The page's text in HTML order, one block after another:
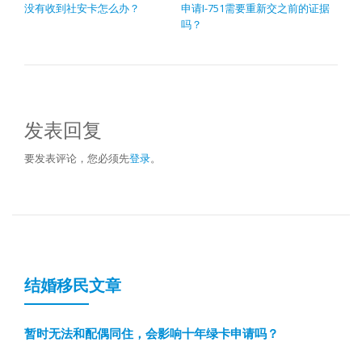
没有收到社安卡怎么办？
申请I-751需要重新交之前的证据
吗？
发表回复
要发表评论，您必须先登录。
结婚移民文章
暂时无法和配偶同住，会影响十年绿卡申请吗？